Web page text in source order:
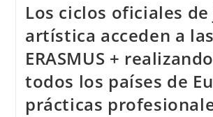
Los ciclos oficiales
artística acceden a las
ERASMUS +
todos los países de
prácticas